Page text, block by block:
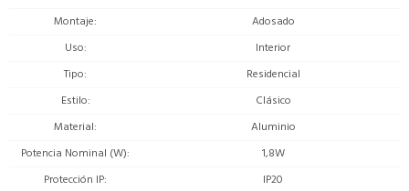
Montaje
Adosado
Uso
Interior
Tipo
Residencial
Estilo
Clásico
Material
Aluminio
Potencia Nominal (W)
1,8W
Protección IP
IP20